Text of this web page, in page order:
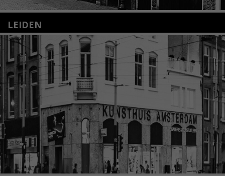
LEIDEN
Nieuwstraat 35
2312 KA Leiden
+31(0)71 – 52 84 480
info@kunsthuisleiden.nl
Lees meer